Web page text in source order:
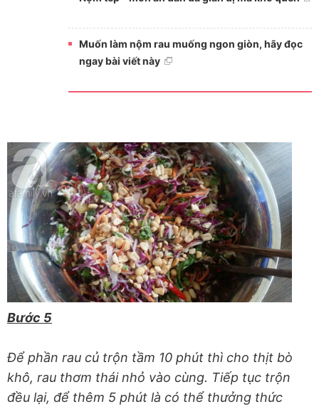
Muốn làm nộm rau muống ngon giòn, hãy đọc
ngay bài viết này
Bước 5
Để phần rau củ trộn tầm 10 phút thì cho thịt bò
khô, rau thơm thái nhỏ vào cùng. Tiếp tục trộn
đều lại, để thêm 5 phút là có thể thưởng thức